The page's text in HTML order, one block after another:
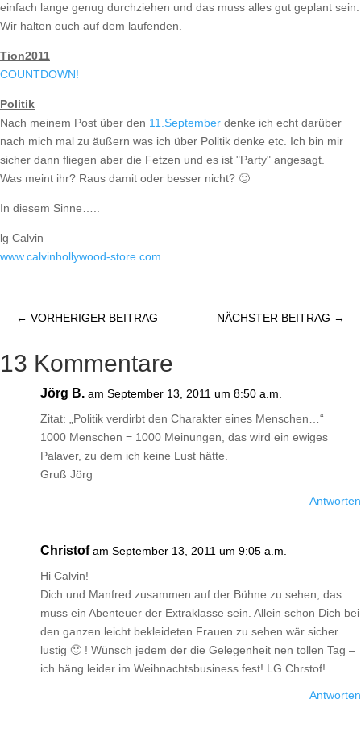
einfach lange genug durchziehen und das muss alles gut geplant sein.
Wir halten euch auf dem laufenden.
Tion2011
COUNTDOWN!
Politik
Nach meinem Post über den 11.September denke ich echt darüber
nach mich mal zu äußern was ich über Politik denke etc. Ich bin mir
sicher dann fliegen aber die Fetzen und es ist "Party" angesagt.
Was meint ihr? Raus damit oder besser nicht? 🙂
In diesem Sinne…..
lg Calvin
www.calvinhollywood-store.com
← VORHERIGER BEITRAG NÄCHSTER BEITRAG →
13 Kommentare
Jörg B. am September 13, 2011 um 8:50 a.m.
Zitat: „Politik verdirbt den Charakter eines Menschen…“
1000 Menschen = 1000 Meinungen, das wird ein ewiges
Palaver, zu dem ich keine Lust hätte.
Gruß Jörg
Antworten
Christof am September 13, 2011 um 9:05 a.m.
Hi Calvin!
Dich und Manfred zusammen auf der Bühne zu sehen, das
muss ein Abenteuer der Extraklasse sein. Allein schon Dich bei
den ganzen leicht bekleideten Frauen zu sehen wär sicher
lustig 🙂 ! Wünsch jedem der die Gelegenheit nen tollen Tag –
ich häng leider im Weihnachtsbusiness fest! LG Chrstof!
Antworten